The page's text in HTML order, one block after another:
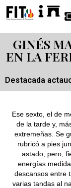
GINÉS
EN LA
Destacada
Ese sexto, el de
de la tarde y,
extremeñas. Se
rubricó a pies
astado, pero,
energías
descansos entre
varias tandas al